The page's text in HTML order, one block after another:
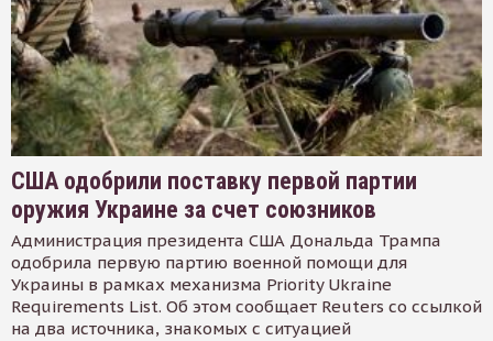
США одобрили поставку первой партии
оружия Украине за счет союзников
Администрация президента США Дональда Трампа
одобрила первую партию военной помощи для
Украины в рамках механизма Priority Ukraine
Requirements List. Об этом сообщает Reuters со ссылкой
на два источника, знакомых с ситуацией